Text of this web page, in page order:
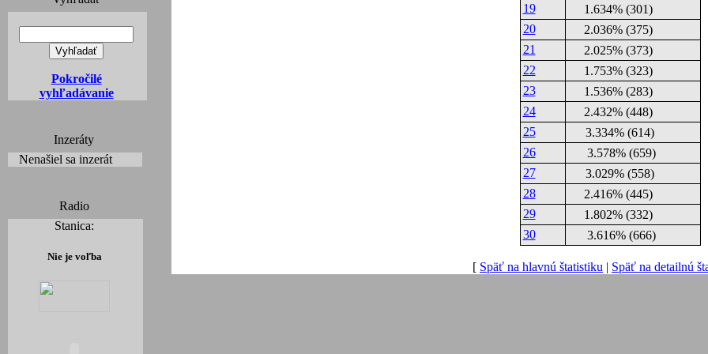
Pokročilé
vyhľadávanie
Inzeráty
Nenašiel sa inzerát
Radio
Stanica:
Nie je voľba
19
1.634% (301)
20
2.036% (375)
21
2.025% (373)
22
1.753% (323)
23
1.536% (283)
24
2.432% (448)
25
3.334% (614)
26
3.578% (659)
27
3.029% (558)
28
2.416% (445)
29
1.802% (332)
30
3.616% (666)
[ Späť na hlavnú štatistiku | Späť na detailnú